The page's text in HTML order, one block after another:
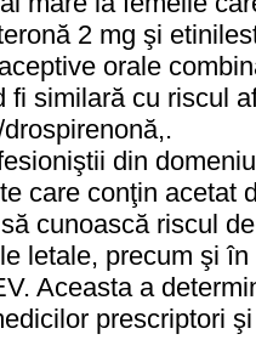
2 mg şi
orale
fi similară cu riscul
din
care conţin acetat
cunoască riscul
letale, precum şi
Aceasta a
prescriptori